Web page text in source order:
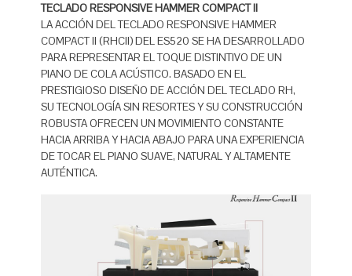
TECLADO RESPONSIVE HAMMER COMPACT II
LA ACCIÓN DEL TECLADO RESPONSIVE HAMMER
COMPACT II (RHCII) DEL ES520 SE HA DESARROLLADO
PARA REPRESENTAR EL TOQUE DISTINTIVO DE UN
PIANO DE COLA ACÚSTICO. BASADO EN EL
PRESTIGIOSO DISEÑO DE ACCIÓN DEL TECLADO RH,
SU TECNOLOGÍA SIN RESORTES Y SU CONSTRUCCIÓN
ROBUSTA OFRECEN UN MOVIMIENTO CONSTANTE
HACIA ARRIBA Y HACIA ABAJO PARA UNA EXPERIENCIA
DE TOCAR EL PIANO SUAVE, NATURAL Y ALTAMENTE
AUTÉNTICA.